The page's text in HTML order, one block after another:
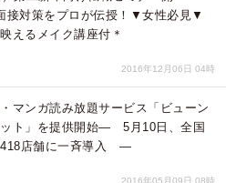
対策をプロが伝授！▼女性必見▼
えるメイク講座付＊
2016年12月06日 04時
マンガ読み放題サービス「ビューン
ト」を提供開始― 5月10日、全国
418店舗に一斉導入 ―
2016年05月09日 08時